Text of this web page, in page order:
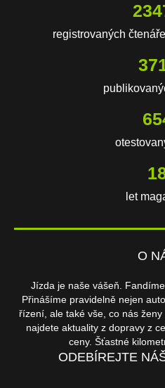
registrovaných
let
O
Jízda je naše vášeň.
Přinášíme pravidelně nejen
řízení, ale také vše, co nás
najdete aktuality z dopravy z
ceny. Šťastné
ODEBÍREJTE